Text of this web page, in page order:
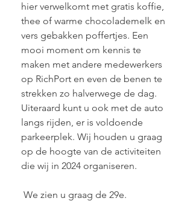
hier verwelkomt met gratis koffie,
thee of warme chocolademelk en
vers gebakken poffertjes. Een
mooi moment om kennis te
maken met andere medewerkers
op RichPort en even de benen te
strekken zo halverwege de dag.
Uiteraard kunt u ook met de auto
langs rijden, er is voldoende
parkeerplek. Wij houden u graag
op de hoogte van de activiteiten
die wij in 2024 organiseren.
We zien u graag de 29e.